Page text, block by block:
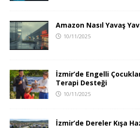
Amazon Nasıl Yavaş
10/11/2025
İzmir’de Engelli
Terapi Desteği
10/11/2025
İzmir’de Dereler Kışa